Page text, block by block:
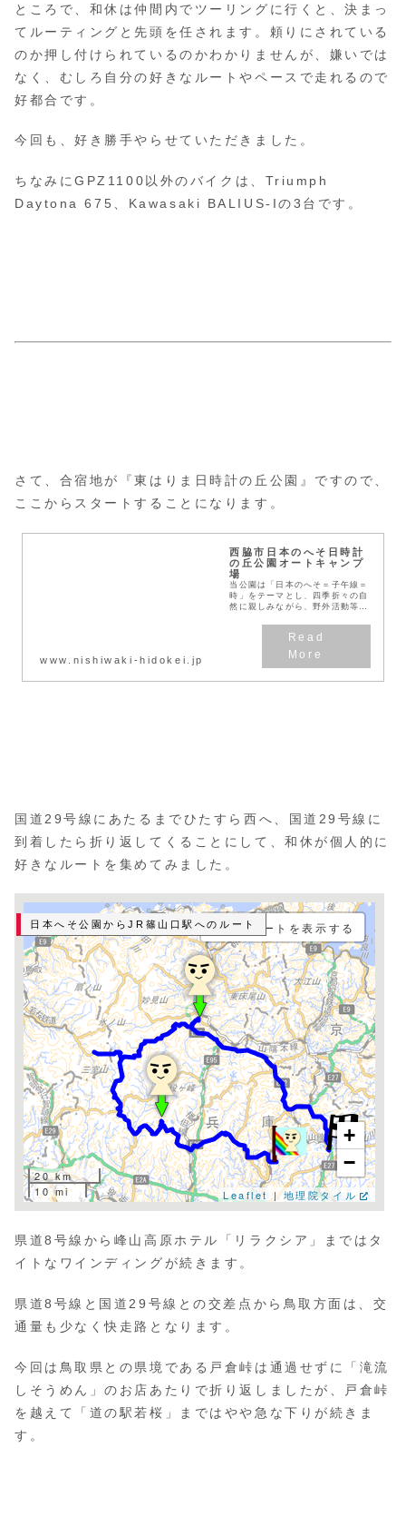
ところで、和休は仲間内でツーリングに行くと、決まっ
てルーティングと先頭を任されます。頼りにされている
のか押し付けられているのかわかりませんが、嫌いでは
なく、むしろ自分の好きなルートやペースで走れるので
好都合です。
今回も、好き勝手やらせていただきました。
ちなみにGPZ1100以外のバイクは、Triumph
Daytona 675、Kawasaki BALIUS-Iの3台です。
さて、合宿地が『東はりま日時計の丘公園』ですので、
ここからスタートすることになります。
西脇市日本のへそ日時計
の丘公園オートキャンプ
場
当公園は「日本のへそ＝子午線＝
時」をテーマとし、四季折々の自
然に親しみながら、野外活動等を
備したものです。
www.nishiwaki-hidokei.jp
国道29号線にあたるまでひたすら西へ、国道29号線に
到着したら折り返してくることにして、和休が個人的に
好きなルートを集めてみました。
走行ルートを表示する
20 km
10 mi
+
−
Leaflet |地理院タイル
日本へそ公園からJR篠山口駅へのルート
県道8号線から峰山高原ホテル「リラクシア」まではタ
イトなワインディングが続きます。
県道8号線と国道29号線との交差点から鳥取方面は、交
通量も少なく快走路となります。
今回は鳥取県との県境である戸倉峠は通過せずに「滝流
しそうめん」のお店あたりで折り返しましたが、戸倉峠
を越えて「道の駅若桜」まではやや急な下りが続きま
す。